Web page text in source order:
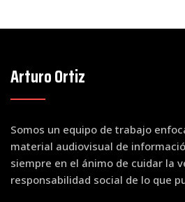
Arturo Ortiz
Somos un equipo de trabajo
material audiovisual de
siempre en el ánimo de cuidar la
responsabilidad social de lo que